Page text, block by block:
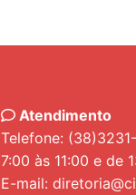
Atendimento
Telefone:
7:00 às 11:00 e de
E-mail: